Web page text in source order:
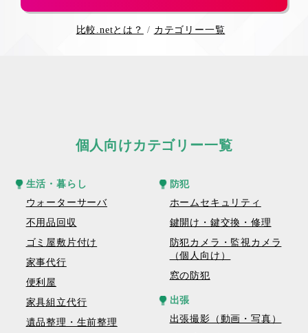
比較.netとは？ カテゴリー一覧
個人向けカテゴリー一覧
生活・暮らし
ウォーターサーバ
不用品回収
ゴミ屋敷片付け
家事代行
便利屋
家具組立代行
遺品整理・生前整理
防犯
ホームセキュリティ
鍵開け・鍵交換・修理
防犯カメラ・監視カメラ
（個人向け）
窓の防犯
出張
出張撮影（動画・写真）